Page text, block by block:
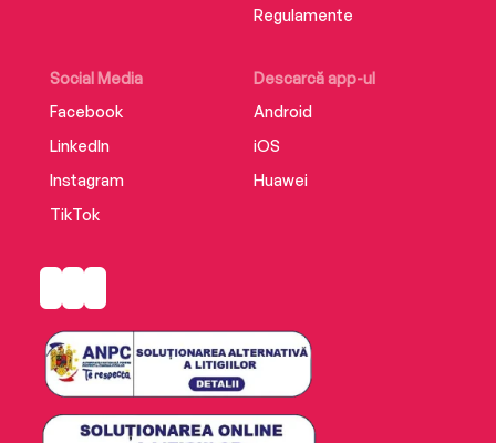
Social Media
Facebook
LinkedIn
Instagram
TikTok
Descarcă app-ul
Android
iOS
Huawei
Regulamente